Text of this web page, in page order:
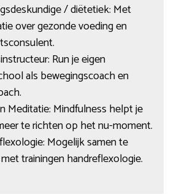
/ diëtetiek: Met
over gezonde voeding en
Run je eigen
als bewegingscoach en
Meditatie: Mindfulness helpt je
te richten op het nu-moment.
Mogelijk samen te
trainingen handreflexologie.